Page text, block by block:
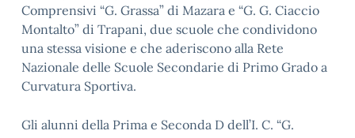
Comprensivi “G. Grassa” di Mazara e “G. G. Ciaccio
Montalto” di Trapani, due scuole che condividono
una stessa visione e che aderiscono alla Rete
Nazionale delle Scuole Secondarie di Primo Grado a
Curvatura Sportiva.
Gli alunni della Prima e Seconda D dell’I. C. “G.